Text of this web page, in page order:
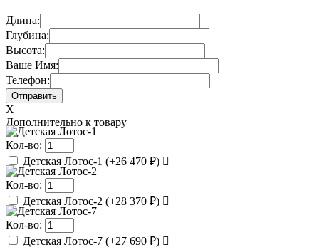
Длина:
Глубина:
Высота:
Ваше Имя:
Телефон:
X
Дополнительно к товару
Кол-во:
Детская Лотос-1 (+26 470 ₽)
Кол-во:
Детская Лотос-2 (+28 370 ₽)
Кол-во:
Детская Лотос-7 (+27 690 ₽)